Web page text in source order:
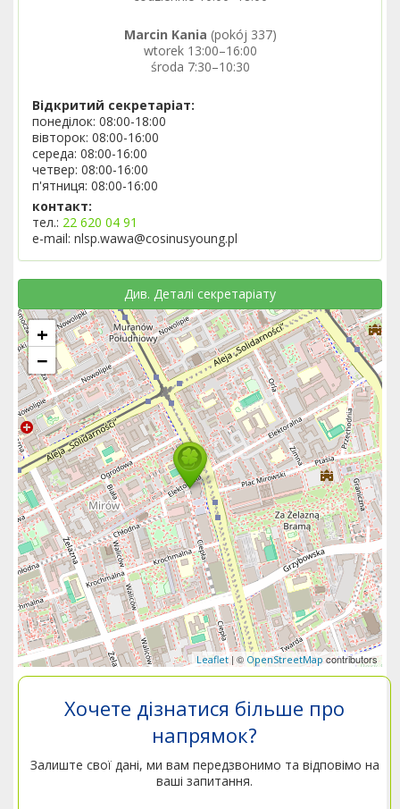
Marcin Kania (pokój 337)
wtorek 13:00–16:00
środa 7:30–10:30
Відкритий секретаріат:
понеділок: 08:00-18:00
вівторок: 08:00-16:00
середа: 08:00-16:00
четвер: 08:00-16:00
п'ятниця: 08:00-16:00
контакт:
тел.: 22 620 04 91
e-mail: nlsp.wawa@cosinusyoung.pl
Див. Деталі секретаріату
+
−
Leaflet| © OpenStreetMapcontributors
Хочете дізнатися більше про
напрямок?
Залиште свої дані, ми вам передзвонимо та відповімо на
ваші запитання.